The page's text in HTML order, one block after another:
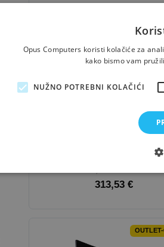
27 S2725QS
313,53 €
Opus Computers koristi kolačiće za
kako bismo vam
NUŽNO POTREBNI KOLAČIĆI